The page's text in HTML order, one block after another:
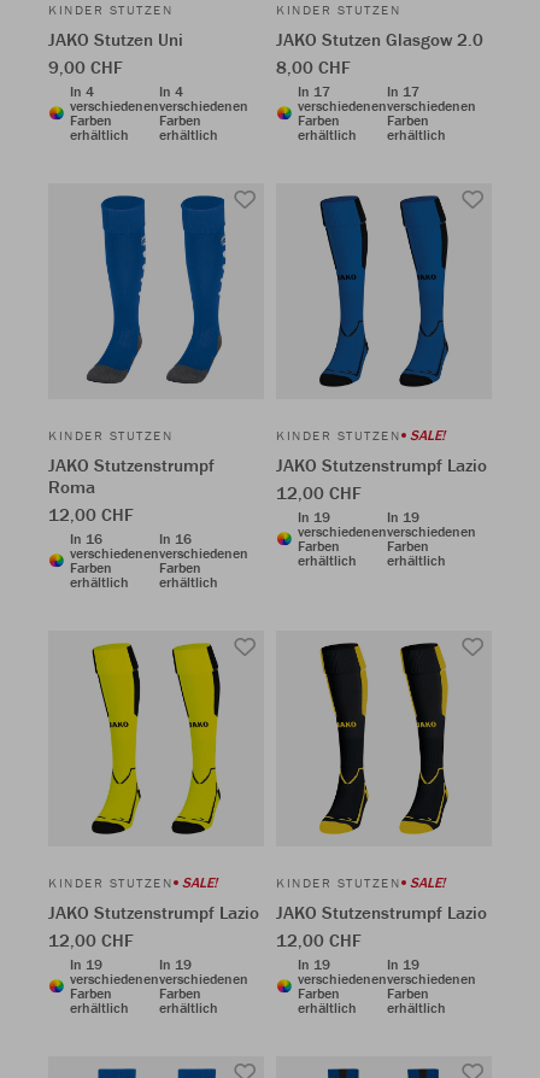
KINDER STUTZEN
JAKO Stutzen Uni
9,00 CHF
In 4
verschiedenen
Farben
erhältlich
In 4
verschiedenen
Farben
erhältlich
KINDER STUTZEN
JAKO Stutzen Glasgow 2.0
8,00 CHF
In 17
verschiedenen
Farben
erhältlich
In 17
verschiedenen
Farben
erhältlich
KINDER STUTZEN
JAKO Stutzenstrumpf
Roma
12,00 CHF
In 16
verschiedenen
Farben
erhältlich
In 16
verschiedenen
Farben
erhältlich
KINDER STUTZEN SALE!
JAKO Stutzenstrumpf Lazio
12,00 CHF
In 19
verschiedenen
Farben
erhältlich
In 19
verschiedenen
Farben
erhältlich
KINDER STUTZEN SALE!
JAKO Stutzenstrumpf Lazio
12,00 CHF
In 19
verschiedenen
Farben
erhältlich
In 19
verschiedenen
Farben
erhältlich
KINDER STUTZEN SALE!
JAKO Stutzenstrumpf Lazio
12,00 CHF
In 19
verschiedenen
Farben
erhältlich
In 19
verschiedenen
Farben
erhältlich